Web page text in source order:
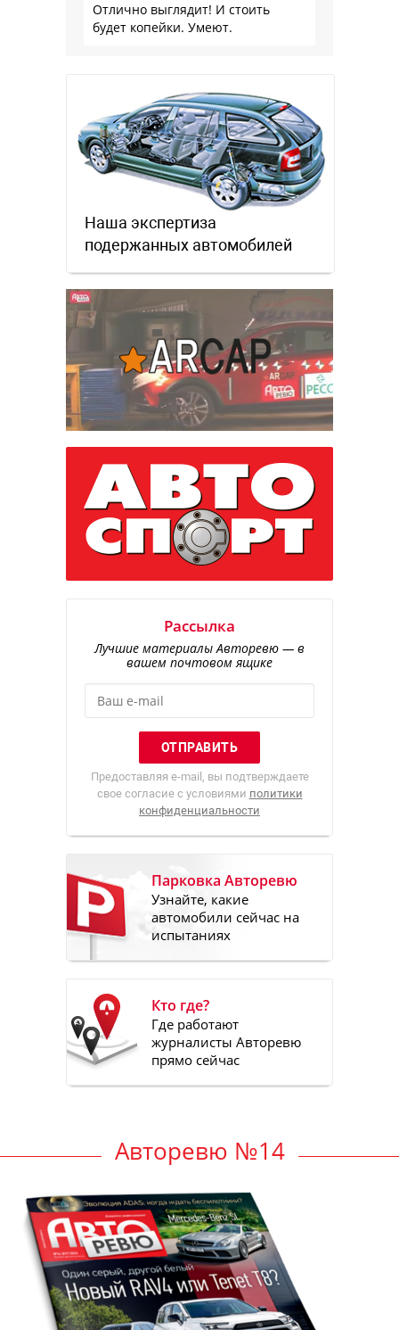
Отлично выглядит! И стоить
будет копейки. Умеют.
Наша экспертиза
подержанных автомобилей
Рассылка
Лучшие материалы Авторевю — в
вашем почтовом ящике
Предоставляя e-mail, вы подтверждаете
свое согласие с условиями политики
конфиденциальности
Парковка Авторевю
Узнайте, какие
автомобили сейчас на
испытаниях
Кто где?
Где работают
журналисты Авторевю
прямо сейчас
Авторевю №14